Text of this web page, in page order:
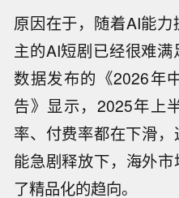
原因在于，随着AI能
主的AI短剧已经很难
数据发布的《2026年
告》显示，2025年上
率、付费率都在下滑
能急剧释放下，海外
了精品化的趋向。